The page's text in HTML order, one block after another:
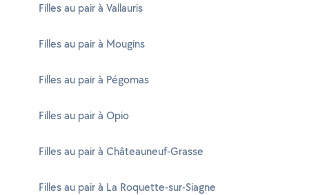
Filles au pair à Vallauris
Filles au pair à Mougins
Filles au pair à Pégomas
Filles au pair à Opio
Filles au pair à Châteauneuf-Grasse
Filles au pair à La Roquette-sur-Siagne